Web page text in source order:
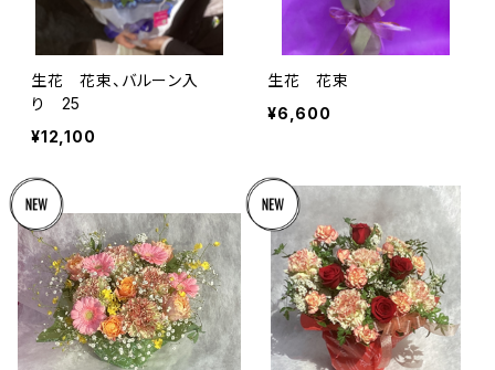
生花 花束、バルーン入
り 25
¥12,100
生花 花束
¥6,600